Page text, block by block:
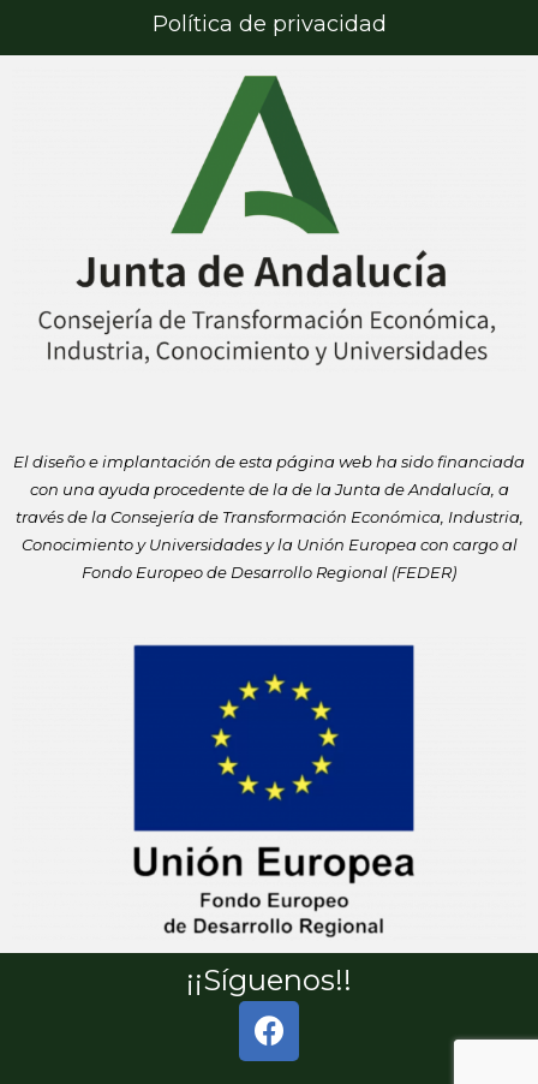
Política de privacidad
El diseño e implantación de esta página web ha sido financiada
con una ayuda procedente de la de la Junta de Andalucía, a
través de laConsejería de Transformación Económica, Industria,
Conocimiento yUniversidades y la Unión Europea con cargo al
Fondo Europeo de Desarrollo Regional (FEDER)
¡¡Síguenos!!